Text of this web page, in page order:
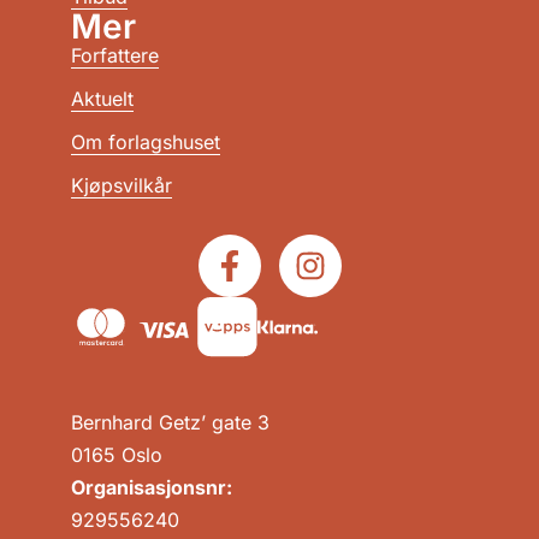
Bernhard Getz’ gate 3
0165 Oslo
Organisasjonsnr:
929556240
Mer
Forfattere
Aktuelt
Om forlagshuset
Kjøpsvilkår